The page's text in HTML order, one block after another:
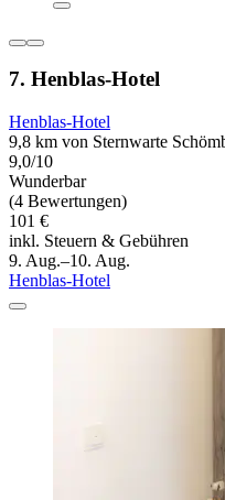
7. Henblas-Hotel
Henblas-Hotel
9,8 km von Sternwarte
9,0/10
Wunderbar
(4 Bewertungen)
101 €
inkl. Steuern & Gebühren
9. Aug.–10. Aug.
Henblas-Hotel